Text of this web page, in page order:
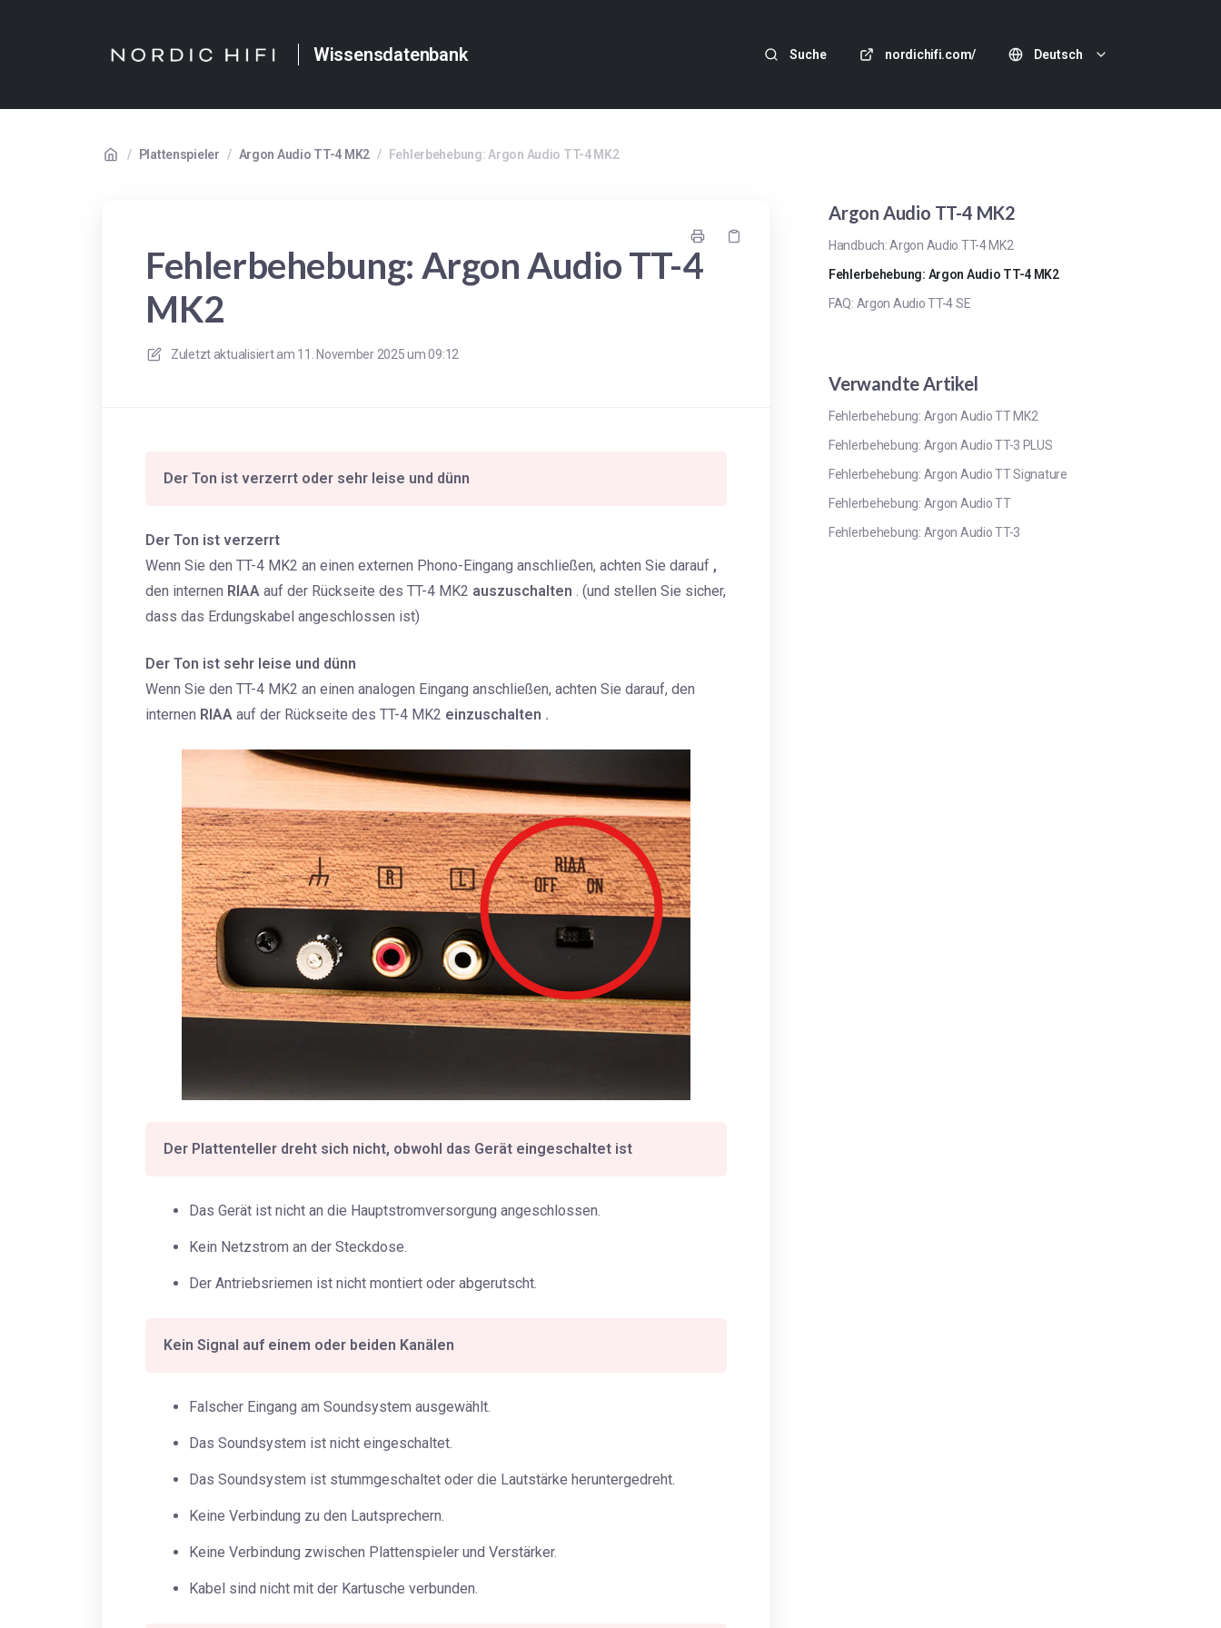
Wissensdatenbank Suche nordichifi.com/ Deutsch
/ Plattenspieler / Argon Audio TT-4 MK2 / Fehlerbehebung: Argon Audio TT-4 MK2
Fehlerbehebung: Argon Audio TT-4
MK2
Zuletzt aktualisiert am 11. November 2025 um 09:12
Der Ton ist verzerrt oder sehr leise und dünn
Der Ton ist verzerrt
Wenn Sie den TT-4 MK2 an einen externen Phono-Eingang anschließen, achten Sie darauf ,
den internen RIAA auf der Rückseite des TT-4 MK2 auszuschalten . (und stellen Sie sicher,
dass das Erdungskabel angeschlossen ist)
Der Ton ist sehr leise und dünn
Wenn Sie den TT-4 MK2 an einen analogen Eingang anschließen, achten Sie darauf, den
internen RIAA auf der Rückseite des TT-4 MK2 einzuschalten .
Der Plattenteller dreht sich nicht, obwohl das Gerät eingeschaltet ist
Das Gerät ist nicht an die Hauptstromversorgung angeschlossen.
Kein Netzstrom an der Steckdose.
Der Antriebsriemen ist nicht montiert oder abgerutscht.
Kein Signal auf einem oder beiden Kanälen
Falscher Eingang am Soundsystem ausgewählt.
Das Soundsystem ist nicht eingeschaltet.
Das Soundsystem ist stummgeschaltet oder die Lautstärke heruntergedreht.
Keine Verbindung zu den Lautsprechern.
Keine Verbindung zwischen Plattenspieler und Verstärker.
Kabel sind nicht mit der Kartusche verbunden.
Argon Audio TT-4 MK2
Handbuch: Argon Audio TT-4 MK2
Fehlerbehebung: Argon Audio TT-4 MK2
FAQ: Argon Audio TT-4 SE
Verwandte Artikel
Fehlerbehebung: Argon Audio TT MK2
Fehlerbehebung: Argon Audio TT-3 PLUS
Fehlerbehebung: Argon Audio TT Signature
Fehlerbehebung: Argon Audio TT
Fehlerbehebung: Argon Audio TT-3